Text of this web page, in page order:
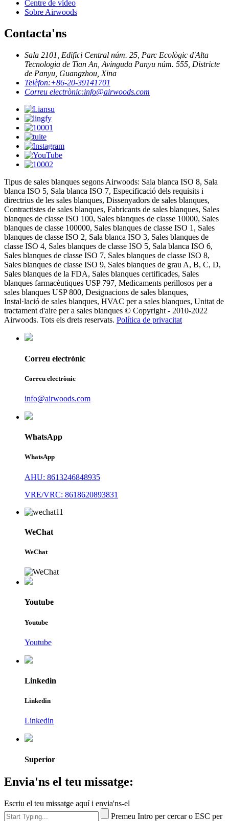
Centre de vídeo
Sobre Airwoods
Contacta'ns
Sala 2101, Edifici Central núm. 25, Parc Ecològic d'Alta
Tecnologia de Tian An, Avinguda Panyu núm. 555, Districte
de Panyu, Guangzhou, Xina
Telèfon:+86-20-39141701
Correu electrònic:info@airwoods.com
Tipus de sales blanques segons Airwoods: Sala blanca ISO 8, Sala
blanca ISO 5, Sala blanca ISO 7, Especificació dels requisits i
directrius de les sales blanques, Dissenyadors de sales blanques,
Contractistes de sales blanques, Fabricants de sales blanques, Sales
blanques de classe ISO 100, Sales blanques de classe 10000, Sales
blanques de classe 100000, Sales blanques de classe ISO 1, Sales
blanques de classe ISO 2, Sala blanca ISO 3, Sales blanques de
classe ISO 4, Sales blanques de classe ISO 5, Sala blanca ISO 6,
Sales blanques de classe ISO 7, Sales blanques de classe ISO 8,
Sales blanques de classe ISO 9, Sales blanques de grau A, B, C, D,
Sales blanques de la FDA, Sales blanques certificades, Sales
blanques farmacèutiques USP 797, Medicaments perillosos per a
sales blanques USP 800, Designacions de sales blanques,
Instal·lació de sales blanques, HVAC per a sales blanques, Unitat de
tractament d'aire per a sales blanques © Copyright - 2010-2022
Airwoods. Tots els drets reservats. Política de privacitat
Correu electrònic
Correu electrònic
info@airwoods.com
WhatsApp
WhatsApp
AHU: 8613246848935
VRE/VRC: 8618620893831
WeChat
WeChat
Youtube
Youtube
Youtube
Linkedin
Linkedin
Linkedin
Superior
Envia'ns el teu missatge:
Escriu el teu missatge aquí i envia'ns-el
Premeu Intro per cercar o ESC per